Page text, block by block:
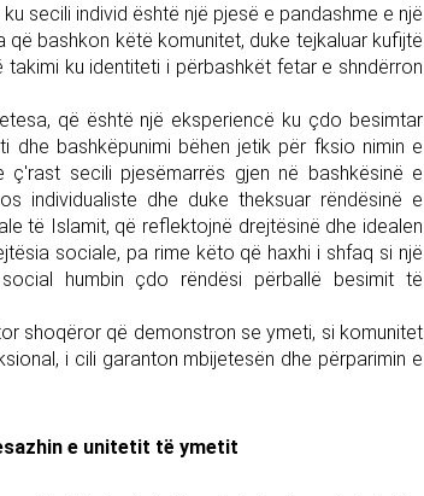
secili individ është një pjesë e pandashme e një
që bashkon këtë komunitet, duke tejkaluar kufijtë
ku identiteti i përbashkët fetar e shndërron
që është një eksperiencë ku çdo besimtar
dhe bashkëpunimi bëhen jetik për fksio nimin e
ç'rast secili pjesëmarrës gjen në bashkësinë e
individualiste dhe duke theksuar rëndësinë e
të Islamit, që reflektojnë drejtësinë dhe idealen
sociale, pa rime këto që haxhi i shfaq si një
humbin çdo rëndësi përballë besimit të
shoqëror që demonstron se ymeti, si komunitet
i cili garanton mbijetesën dhe përparimin e
e unitetit të ymetit